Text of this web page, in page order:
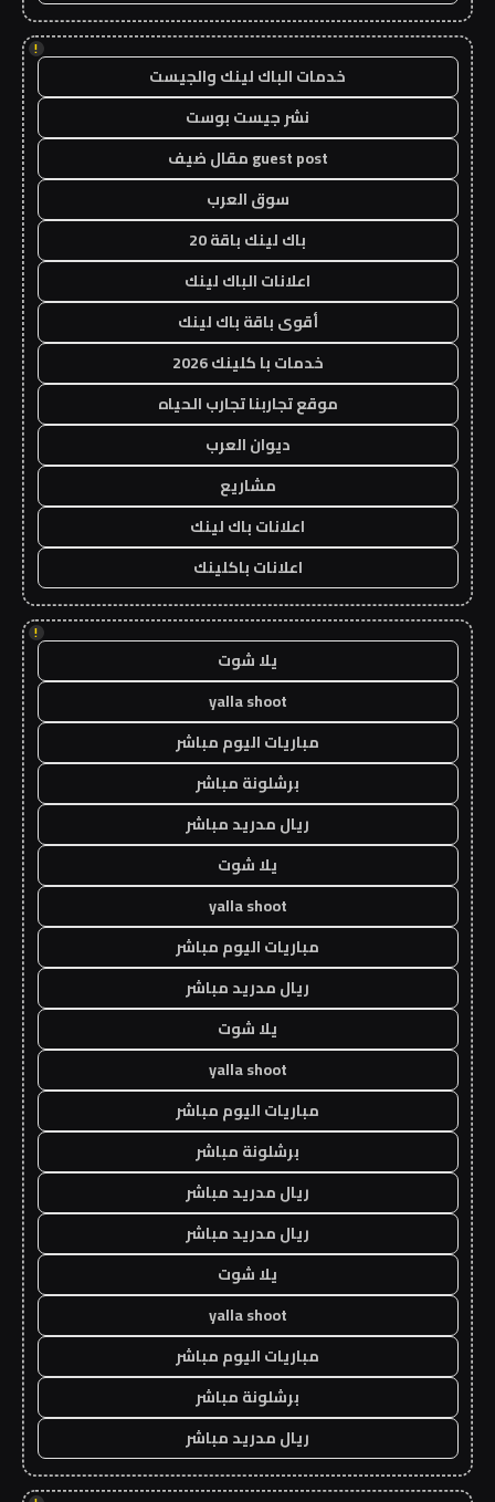
!
خدمات الباك لينك والجيست
نشر جيست بوست
guest post مقال ضيف
سوق العرب
باك لينك باقة 20
اعلانات الباك لينك
أقوى باقة باك لينك
خدمات با كلينك 2026
موقع تجاربنا تجارب الحياه
ديوان العرب
مشاريع
اعلانات باك لينك
اعلانات باكلينك
!
يلا شوت
yalla shoot
مباريات اليوم مباشر
برشلونة مباشر
ريال مدريد مباشر
يلا شوت
yalla shoot
مباريات اليوم مباشر
ريال مدريد مباشر
يلا شوت
yalla shoot
مباريات اليوم مباشر
برشلونة مباشر
ريال مدريد مباشر
ريال مدريد مباشر
يلا شوت
yalla shoot
مباريات اليوم مباشر
برشلونة مباشر
ريال مدريد مباشر